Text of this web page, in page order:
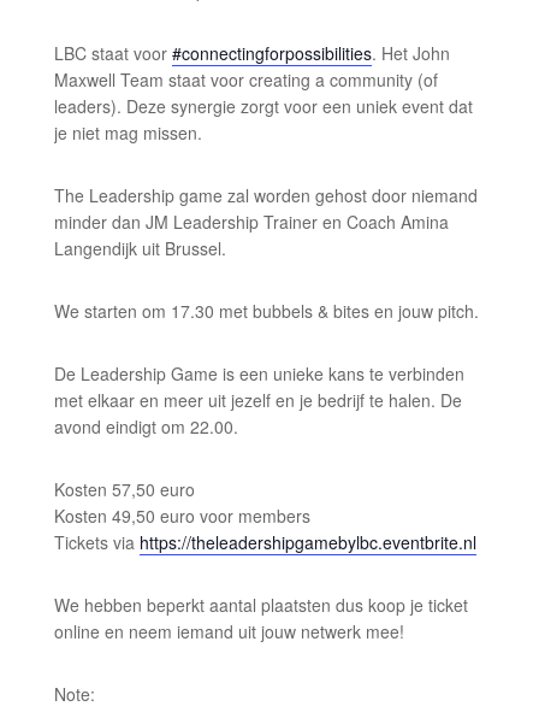
LBC staat voor #connectingforpossibilities. Het John
Maxwell Team staat voor creating a community (of
leaders). Deze synergie zorgt voor een uniek event dat
je niet mag missen.
The Leadership game zal worden gehost door niemand
minder dan JM Leadership Trainer en Coach Amina
Langendijk uit Brussel.
We starten om 17.30 met bubbels & bites en jouw pitch.
De Leadership Game is een unieke kans te verbinden
met elkaar en meer uit jezelf en je bedrijf te halen. De
avond eindigt om 22.00.
Kosten 57,50 euro
Kosten 49,50 euro voor members
Tickets via https://theleadershipgamebylbc.eventbrite.nl
We hebben beperkt aantal plaatsten dus koop je ticket
online en neem iemand uit jouw netwerk mee!
Note: